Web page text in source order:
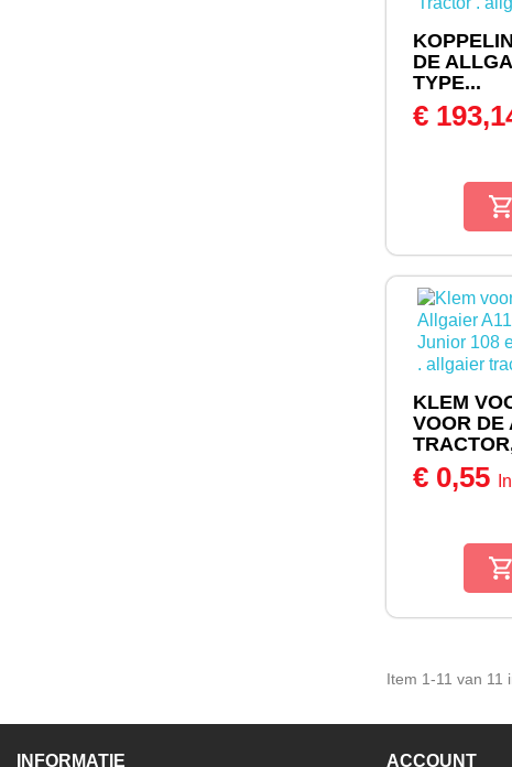
DE
TYPE...
€
KLEM
VOOR DE
€ 0,55
Item 1-11 van 11
INFORMATIE ACCOUNT